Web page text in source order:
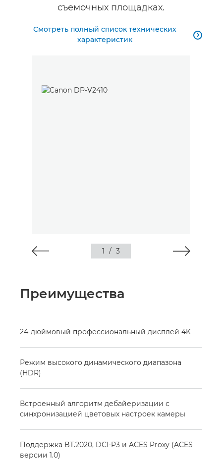
съемочных площадках.
Смотреть полный список технических
характеристик

1 / 3
Преимущества
24-дюймовый профессиональный дисплей 4K
Режим высокого динамического диапазона
(HDR)
Встроенный алгоритм дебайеризации с
синхронизацией цветовых настроек камеры
Поддержка BT.2020, DCI-P3 и ACES Proxy (ACES
версии 1.0)